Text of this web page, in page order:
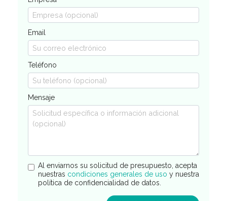
Email
Teléfono
Mensaje
Al enviarnos su solicitud de presupuesto, acepta
nuestras condiciones generales de uso y nuestra
política de confidencialidad de datos.